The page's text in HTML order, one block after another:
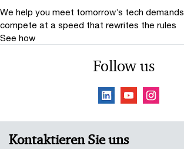
We help you meet tomorrow’s tech demands
compete at a speed that rewrites the rules
See how
Follow us
Kontaktieren Sie uns